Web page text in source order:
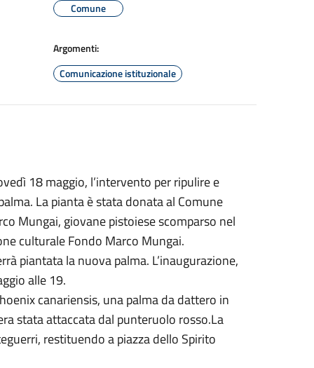
Comune
Argomenti:
Comunicazione istituzionale
18 maggio, l’intervento per ripulire e
La pianta è stata donata al Comune
Mungai, giovane pistoiese scomparso nel
culturale Fondo Marco Mungai.
piantata la nuova palma. L’inaugurazione,
alle 19.
canariensis, una palma da dattero in
stata attaccata dal punteruolo rosso.La
restituendo a piazza dello Spirito